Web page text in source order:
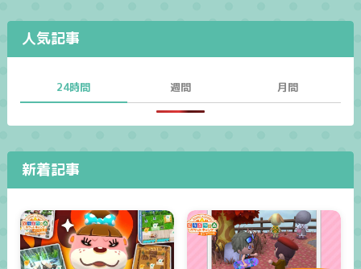
人気記事
24時間 週間 月間
新着記事